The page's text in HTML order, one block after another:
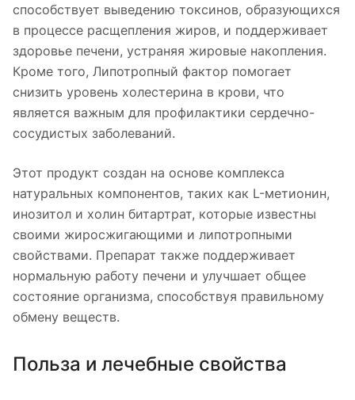
способствует выведению токсинов, образующихся
в процессе расщепления жиров, и поддерживает
здоровье печени, устраняя жировые накопления.
Кроме того, Липотропный фактор помогает
снизить уровень холестерина в крови, что
является важным для профилактики сердечно-
сосудистых заболеваний.
Этот продукт создан на основе комплекса
натуральных компонентов, таких как L-метионин,
инозитол и холин битартрат, которые известны
своими жиросжигающими и липотропными
свойствами. Препарат также поддерживает
нормальную работу печени и улучшает общее
состояние организма, способствуя правильному
обмену веществ.
Польза и лечебные свойства